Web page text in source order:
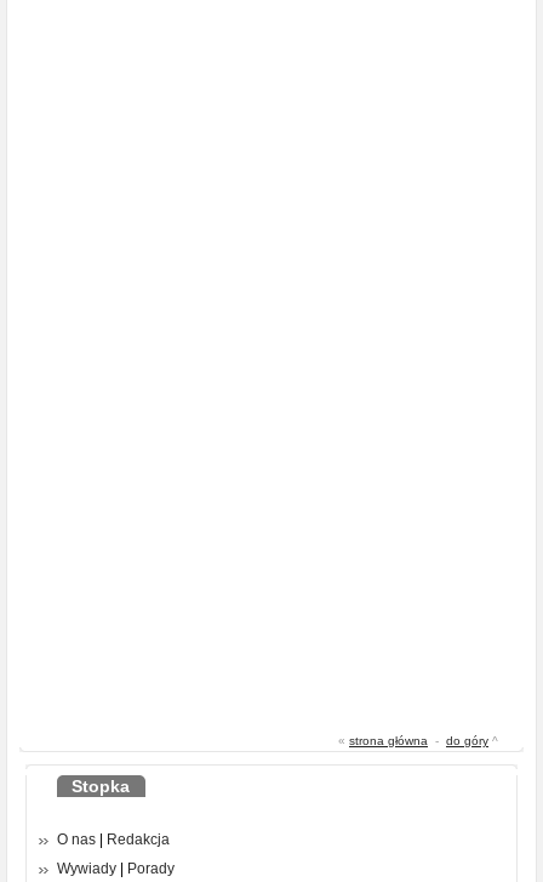
« strona główna - do góry ^
Stopka
O nas
Redakcja
Wywiady
Porady